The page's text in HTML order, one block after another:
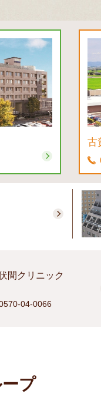
古
間クリニック
04-0066
プ